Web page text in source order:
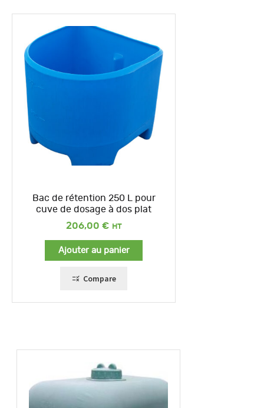
Bac de rétention 250 L pour
cuve de dosage à dos plat
206,00 €
Ajouter au panier
Compare